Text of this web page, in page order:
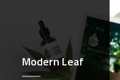
Modern Leaf